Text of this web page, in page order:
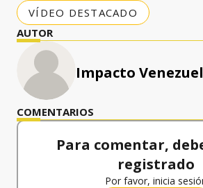
VÍDEO DESTACADO
AUTOR
Impacto
COMENTARIOS
Para comentar,
registrado
Por favor, inicia